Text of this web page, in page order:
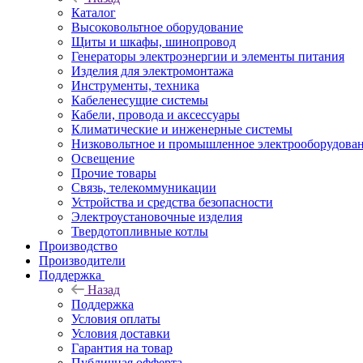
Каталог
Высоковольтное оборудование
Щиты и шкафы, шинопровод
Генераторы электроэнергии и элементы питания
Изделия для электромонтажа
Инструменты, техника
Кабеленесущие системы
Кабели, провода и аксессуары
Климатические и инженерные системы
Низковольтное и промышленное
Освещение
Прочие товары
Связь, телекоммуникации
Устройства и средства безопасности
Электроустановочные изделия
Твердотопливные котлы
Производство
Производители
Поддержка
Назад
Поддержка
Условия оплаты
Условия доставки
Гарантия на товар